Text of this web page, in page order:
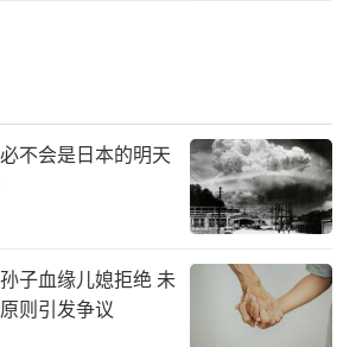
时代，这个数字膨胀至约5,000
增幅超过20倍。
不会是日本的明天
子血缘儿媳拒绝 未
则引发争议